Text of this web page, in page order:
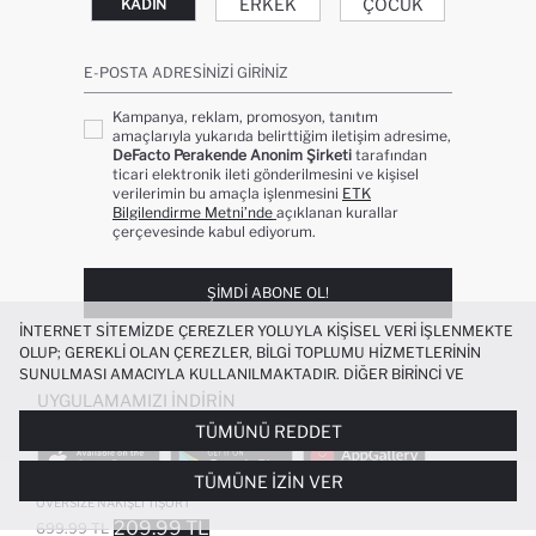
%100 PAMUK NBA CHICAGO BULLS
OVERSIZE NAKIŞLI TIŞÖRT
699.99 TL 209.99 TL
KADIN ERKEK ÇOCUK
E-POSTA ADRESINIZI GIRINIZ
Kampanya, reklam, promosyon, tanıtım
amaçlarıyla yukarıda belirttiğim iletişim adresime,
DeFacto Perakende Anonim Şirketi tarafından
ticari elektronik ileti gönderilmesini ve kişisel
verilerimin bu amaçla işlenmesini ETK
Bilgilendirme Metni’nde açıklanan kurallar
çerçevesinde kabul ediyorum.
ŞIMDI ABONE OL!
UYGULAMAMIZI İNDIRIN
İNTERNET SITEMIZDE ÇEREZLER YOLUYLA KIŞISEL VERI IŞLENMEKTE
OLUP; GEREKLI OLAN ÇEREZLER, BILGI TOPLUMU HIZMETLERININ
SUNULMASI AMACIYLA KULLANILMAKTADIR. DIĞER BIRINCI VE
ÜÇÜNCÜ TARAF ÇEREZLER ISE SIZE DAHA IYI BIR ALIŞVERIŞ
DENEYIMI SUNULABILMESI, SITEMIZIN DAHA IŞLEVSEL KILINMASI VE
KIŞISELLEŞTIRMESI VE AÇIK RIZA VERMENIZ HALINDE, SIZLERE
YÖNELIK PAZARLAMA FAALIYETLERININ YAPILMASI AMAÇLARIYLA
SINIRLI OLARAK KULLANILACAKTIR. ÇEREZLERE DAIR TERCIHLERINIZI
ÇEREZ TERCIHLERIPANELI ARACILIĞIYLA HER ZAMAN YÖNETEBILIR,
ÇEREZLERLE ILGILI DAHA DETAYLI BILGIYE
TÜMÜNÜ REDDET
TÜMÜNE İZIN VER